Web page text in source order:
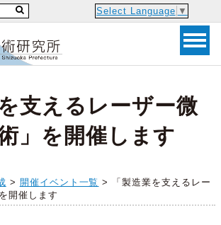
Select Language ▼
を支えるレーザー微
」を開催します
> 開催イベント一覧 > 「製造業を支えるレー
開催します